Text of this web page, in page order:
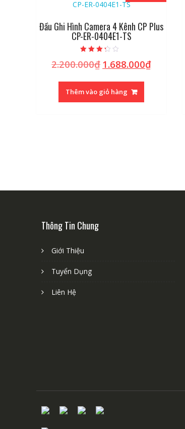
Đầu Ghi Hình Camera 4 Kênh CP Plus
CP-ER-0404E1-TS
hạng
3.00
2.200.000₫ Giá
là:
2.200.000₫.
1.688.000₫Giá
Thêm vào giỏ hàng
Thông Tin Chung
Giới Thiệu
Tuyển Dụng
Liên Hệ